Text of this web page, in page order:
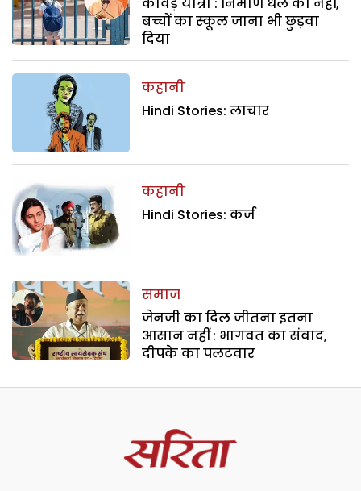
कांवड़ यात्रा : निर्माण धेले का नहीं,
बच्चों का स्कूल जाना भी छुड़वा
दिया
कहानी
Hindi Stories: लाचार
कहानी
Hindi Stories: कर्ज
समाज
जेनजी का दिल जीतना इतना
आसान नहीं : भागवत का संवाद,
दीपके का पलटवार